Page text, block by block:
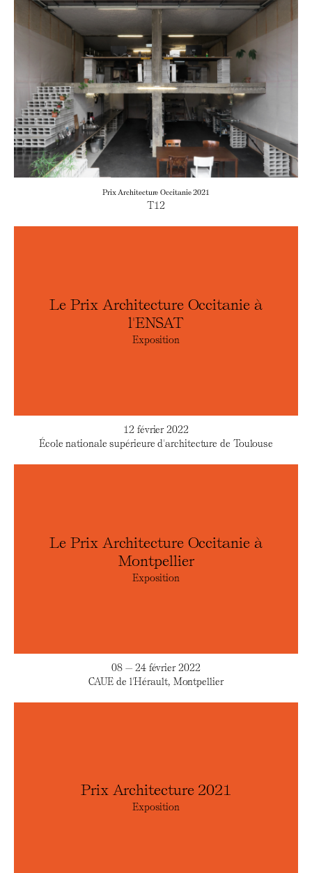
Prix Architecture Occitanie 2021
T12
Le Prix Architecture Occitanie à
l'ENSAT
Exposition
12 février 2022
École nationale supérieure d'architecture de Toulouse
Le Prix Architecture Occitanie à
Montpellier
Exposition
08 — 24 février 2022
CAUE de l'Hérault, Montpellier
Prix Architecture 2021
Exposition